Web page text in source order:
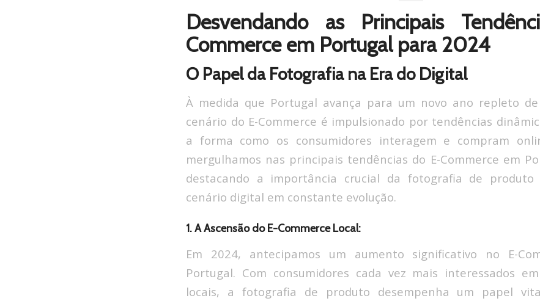
Desvendando as Principais
Commerce em Portugal para 2024
O Papel da Fotografia na Era do Digital
À medida que Portugal avança para um novo ano repleto
cenário do E-Commerce é impulsionado por tendências
a forma como os consumidores interagem e compram
mergulhamos nas principais tendências do E-Commerce em
destacando a importância crucial da fotografia de
cenário digital em constante evolução.
1. A Ascensão do E-Commerce Local:
Em 2024, antecipamos um aumento significativo no E-
Portugal. Com consumidores cada vez mais interessados
locais, a fotografia de produto desempenha um papel